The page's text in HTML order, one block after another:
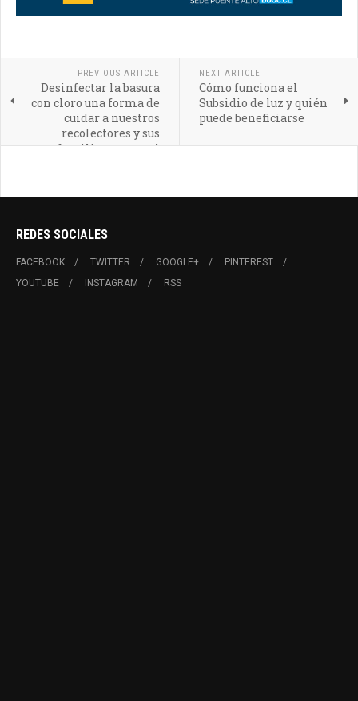
PREVIOUS ARTICLE
Desinfectar la basura
con cloro una forma de
cuidar a nuestros
recolectores y sus
familias contra el
NEXT ARTICLE
Cómo funciona el
Subsidio de luz y quién
puede beneficiarse
REDES SOCIALES
FACEBOOK TWITTER GOOGLE+
PINTEREST
YOUTUBE
INSTAGRAM RSS